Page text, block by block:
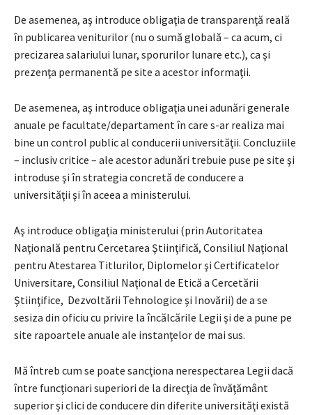
De asemenea, aş introduce obligaţia de transparenţă reală
în publicarea veniturilor (nu o sumă globală – ca acum, ci
precizarea salariului lunar, sporurilor lunare etc.), ca şi
prezenţa permanentă pe site a acestor informaţii.
De asemenea, aş introduce obligaţia unei adunări generale
anuale pe facultate/departament în care s-ar realiza mai
bine un control public al conducerii universităţii. Concluziile
– inclusiv critice – ale acestor adunări trebuie puse pe site şi
introduse şi în strategia concretă de conducere a
universităţii şi în aceea a ministerului.
Aş introduce obligaţia ministerului (prin Autoritatea
Naţională pentru Cercetarea Ştiinţifică, Consiliul Naţional
pentru Atestarea Titlurilor, Diplomelor şi Certificatelor
Universitare, Consiliul Naţional de Etică a Cercetării
Ştiinţifice, Dezvoltării Tehnologice şi Inovării) de a se
sesiza din oficiu cu privire la încălcările Legii şi de a pune pe
site rapoartele anuale ale instanţelor de mai sus.
Mă întreb cum se poate sancţiona nerespectarea Legii dacă
între funcţionari superiori de la direcţia de învăţământ
superior şi clici de conducere din diferite universităţi există